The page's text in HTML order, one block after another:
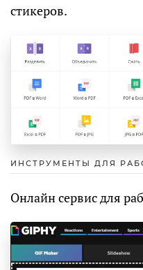
стикеров.
ИНСТРУМЕНТЫ ДЛЯ
Онлайн сервис для